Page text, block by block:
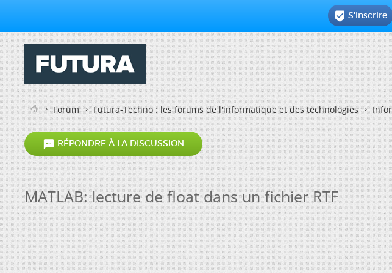
 S'inscrire
Forum Futura-Techno : les forums de l'informatique et des technologies
 RÉPONDRE À LA DISCUSSION
MATLAB: lecture de float dans un fichier RTF